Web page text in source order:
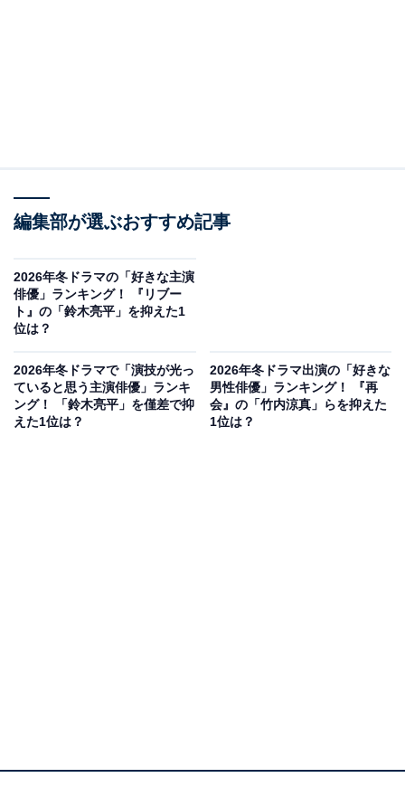
2位は、NHK大河ドラマ『豊臣兄弟！』に出演する浜辺
美波さんです。仲野太賀さんが主演を務める『豊臣兄
弟！』で、浜辺さんは後に豊臣秀吉の正妻となる寧々を
編集部が選ぶおすすめ記事
2026年冬ドラマの「好きな主演
俳優」ランキング！ 『リブー
ト』の「鈴木亮平」を抑えた1
位は？
2026年冬ドラマで「演技が光っ
ていると思う主演俳優」ランキ
ング！ 「鈴木亮平」を僅差で抑
えた1位は？
2026年冬ドラマ出演の「好きな
男性俳優」ランキング！ 『再
会』の「竹内涼真」らを抑えた
1位は？